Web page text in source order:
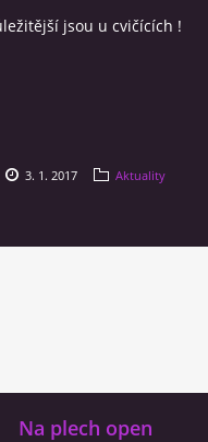
jsou u cvičících !
3. 1. 2017 Aktuality
Na plech open